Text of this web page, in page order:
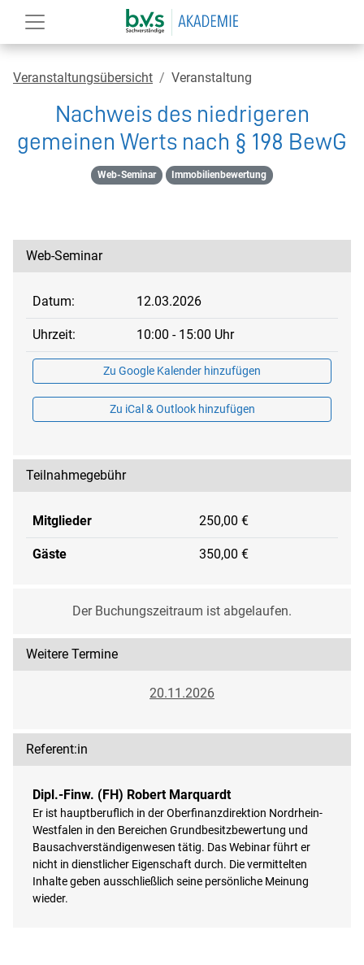
Veranstaltungsübersicht Veranstaltung
Nachweis des niedrigeren
gemeinen Werts nach § 198 BewG
Web-Seminar Immobilienbewertung
Web-Seminar
Datum: 12.03.2026
Uhrzeit: 10:00 - 15:00 Uhr
Zu Google Kalender hinzufügen
Zu iCal & Outlook hinzufügen
Teilnahmegebühr
Mitglieder 250,00 €
Gäste 350,00 €
Der Buchungszeitraum ist abgelaufen.
Weitere Termine
20.11.2026
Referent:in
Dipl.-Finw. (FH) Robert Marquardt
Er ist hauptberuflich in der Oberfinanzdirektion Nordrhein-
Westfalen in den Bereichen Grundbesitzbewertung und
Bausachverständigenwesen tätig. Das Webinar führt er
nicht in dienstlicher Eigenschaft durch. Die vermittelten
Inhalte geben ausschließlich seine persönliche Meinung
wieder.